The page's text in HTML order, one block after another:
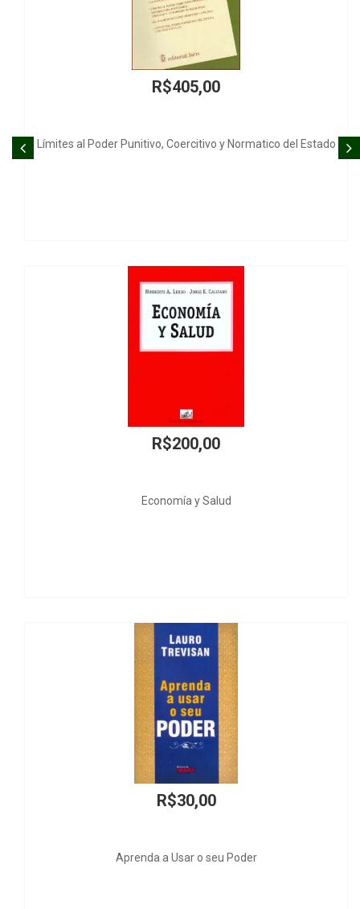
R$140,00
Sistema Jurídico e Valores Administrativos
R$45,00
A Extradição no Ordenamento Jurídico Brasileiro
R$25,00
BATMAN - Congelante